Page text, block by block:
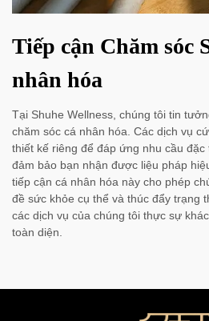
Tiếp cận Chăm sóc
nhân hóa
Tại Shuhe Wellness, chúng tôi tin
chăm sóc cá nhân hóa. Các dịch vụ
thiết kế riêng để đáp ứng nhu cầu
đảm bảo bạn nhận được liệu pháp
tiếp cận cá nhân hóa này cho phép
đề sức khỏe cụ thể và thúc đẩy trạng
các dịch vụ của chúng tôi thực sự
toàn diện.